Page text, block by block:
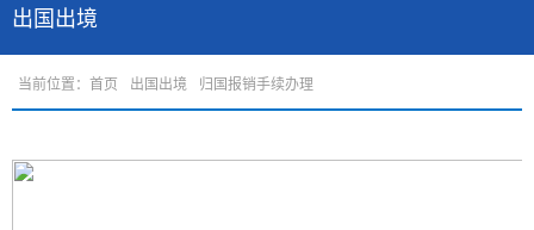
出国出境
当前位置： 首页 出国出境 归国报销手续办理